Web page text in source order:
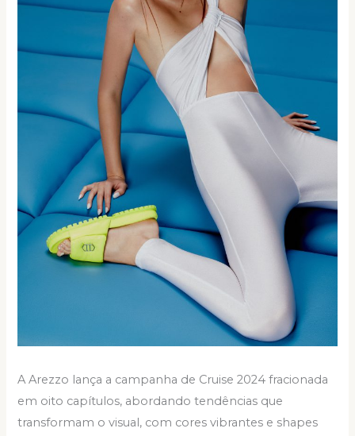
A Arezzo lança a campanha de Cruise 2024 fracionada
em oito capítulos, abordando tendências que
transformam o visual, com cores vibrantes e shapes